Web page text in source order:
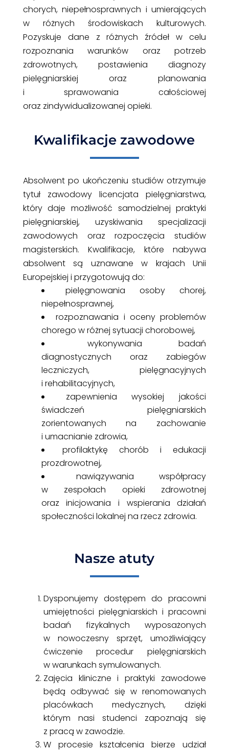
chorych, niepełnosprawnych i umierających
w różnych środowiskach kulturowych.
Pozyskuje dane z różnych źródeł w celu
rozpoznania warunków oraz potrzeb
zdrowotnych, postawienia diagnozy
pielęgniarskiej oraz planowania
i sprawowania całościowej
oraz zindywidualizowanej opieki.
Kwalifikacje zawodowe
Absolwent po ukończeniu studiów otrzymuje
tytuł zawodowy licencjata pielęgniarstwa,
który daje możliwość samodzielnej praktyki
pielęgniarskiej, uzyskiwania specjalizacji
zawodowych oraz rozpoczęcia studiów
magisterskich. Kwalifikacje, które nabywa
absolwent są uznawane w krajach Unii
Europejskiej i przygotowują do:
pielęgnowania osoby chorej,
niepełnosprawnej,
rozpoznawania i oceny problemów
chorego w różnej sytuacji chorobowej,
wykonywania badań
diagnostycznych oraz zabiegów
leczniczych, pielęgnacyjnych
i rehabilitacyjnych,
zapewnienia wysokiej jakości
świadczeń pielęgniarskich
zorientowanych na zachowanie
i umacnianie zdrowia,
profilaktykę chorób i edukacji
prozdrowotnej,
nawiązywania współpracy
w zespołach opieki zdrowotnej
oraz inicjowania i wspierania działań
społeczności lokalnej na rzecz zdrowia.
Nasze atuty
Dysponujemy dostępem do pracowni
umiejętności pielęgniarskich i pracowni
badań fizykalnych wyposażonych
w nowoczesny sprzęt, umożliwiający
ćwiczenie procedur pielęgniarskich
w warunkach symulowanych.
Zajęcia kliniczne i praktyki zawodowe
będą odbywać się w renomowanych
placówkach medycznych, dzięki
którym nasi studenci zapoznają się
z pracą w zawodzie.
W procesie kształcenia bierze udział